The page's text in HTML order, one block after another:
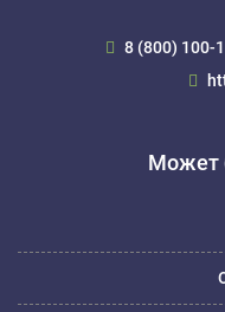
8 (800) 100-
Может